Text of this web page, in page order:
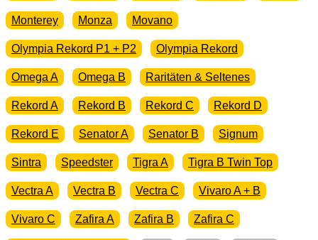
Monterey Monza Movano
Olympia Rekord P1 + P2 Olympia Rekord
Omega A Omega B Raritäten & Seltenes
Rekord A Rekord B Rekord C Rekord D
Rekord E Senator A Senator B Signum
Sintra Speedster Tigra A Tigra B Twin Top
Vectra A Vectra B Vectra C Vivaro A + B
Vivaro C Zafira A Zafira B Zafira C